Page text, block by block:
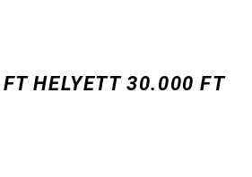
HELYETT 30.000 FT